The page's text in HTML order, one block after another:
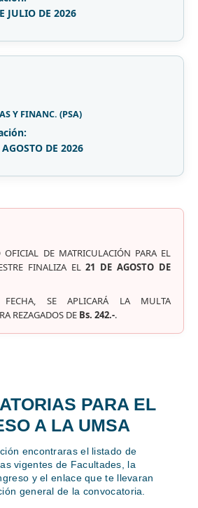
JULIO DE 2026
Y FINANC. (PSA)
DE 2026
OFICIAL DE MATRICULACIÓN PARA EL
FINALIZA EL21 DE AGOSTO DE
FECHA, SE APLICARÁ LA MULTA
REZAGADOS DE Bs. 242.-.
PARA EL
A LA UMSA
encontraras el listado de
vigentes de Facultades, la
y el enlace que te llevaran
general de la convocatoria.